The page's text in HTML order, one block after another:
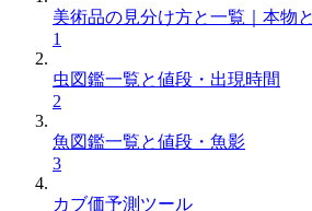
美術品の見分け方と一覧｜本物
1
虫図鑑一覧と値段・出現時間
2
魚図鑑一覧と値段・魚影
3
カブ価予測ツール